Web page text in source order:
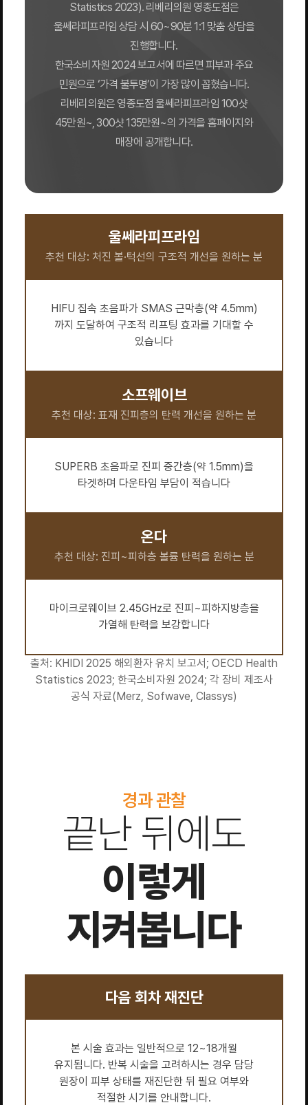
Statistics 2023). 리베리의원 영종도점은
울쎄라피프라임 상담 시 60~90분 1:1 맞춤 상담을
진행합니다.
한국소비자원 2024 보고서에 따르면 피부과 주요
민원으로 ‘가격 불투명’이 가장 많이 꼽혔습니다.
리베리의원은 영종도점 울쎄라피프라임 100샷
45만원~, 300샷 135만원~의 가격을 홈페이지와
매장에 공개합니다.
울쎄라피프라임
추천 대상: 처진 볼·턱선의 구조적 개선을 원하는 분
HIFU 집속 초음파가 SMAS 근막층(약 4.5mm)
까지 도달하여 구조적 리프팅 효과를 기대할 수
있습니다
소프웨이브
추천 대상: 표재 진피층의 탄력 개선을 원하는 분
SUPERB 초음파로 진피 중간층(약 1.5mm)을
타겟하며 다운타임 부담이 적습니다
온다
추천 대상: 진피~피하층 볼륨 탄력을 원하는 분
마이크로웨이브 2.45GHz로 진피~피하지방층을
가열해 탄력을 보강합니다
출처: KHIDI 2025 해외환자 유치 보고서; OECD Health
Statistics 2023; 한국소비자원 2024; 각 장비 제조사
공식 자료(Merz, Sofwave, Classys)
경과 관찰
끝난 뒤에도
이렇게
지켜봅니다
다음 회차 재진단
본 시술 효과는 일반적으로 12~18개월
유지됩니다. 반복 시술을 고려하시는 경우 담당
원장이 피부 상태를 재진단한 뒤 필요 여부와
적절한 시기를 안내합니다.